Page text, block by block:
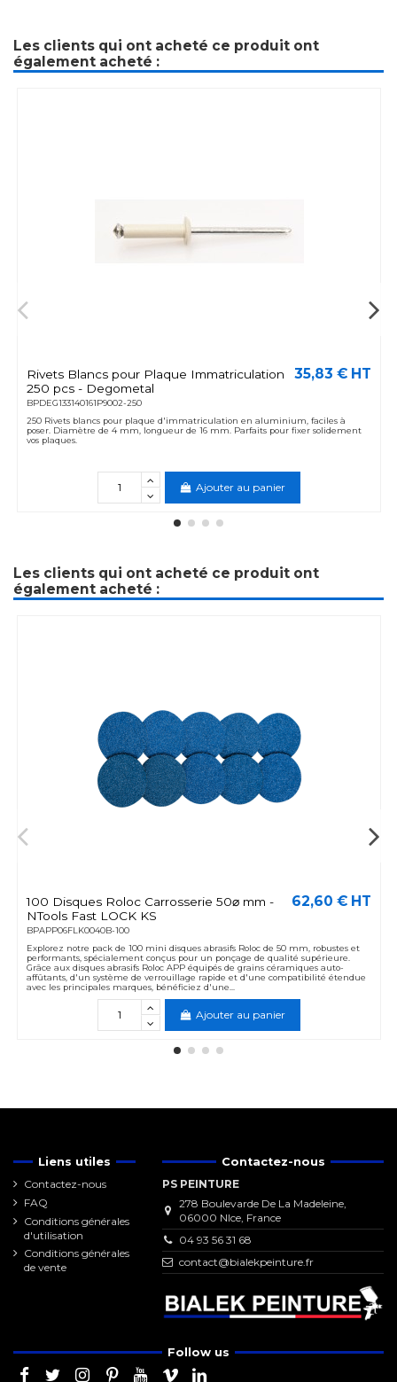
Les clients qui ont acheté ce produit ont
également acheté :
Rivets Blancs pour Plaque Immatriculation
250 pcs - Degometal
BPDEG133140161P9002-250
35,83 € HT
250 Rivets blancs pour plaque d'immatriculation en aluminium, faciles à
poser. Diamètre de 4 mm, longueur de 16 mm. Parfaits pour fixer solidement
vos plaques.
Ajouter au panier
Les clients qui ont acheté ce produit ont
également acheté :
100 Disques Roloc Carrosserie 50⌀ mm -
NTools Fast LOCK KS
BPAPP06FLK0040B-100
62,60 € HT
Explorez notre pack de 100 mini disques abrasifs Roloc de 50 mm, robustes et
performants, spécialement conçus pour un ponçage de qualité supérieure.
Grâce aux disques abrasifs Roloc APP équipés de grains céramiques auto-
affûtants, d'un système de verrouillage rapide et d'une compatibilité étendue
avec les principales marques, bénéficiez d'une...
Ajouter au panier
Liens utiles
Contactez-nous
FAQ
Conditions générales
d'utilisation
Conditions générales
de vente
Contactez-nous
PS PEINTURE
278 Boulevarde De La Madeleine,
06000 NIce, France
04 93 56 31 68
contact@bialekpeinture.fr
Follow us